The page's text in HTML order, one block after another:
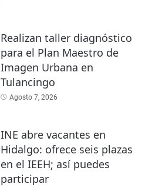
Realizan taller diagnóstico
para el Plan Maestro de
Imagen Urbana en
Tulancingo
Agosto 7, 2026
INE abre vacantes en
Hidalgo: ofrece seis plazas
en el IEEH; así puedes
participar